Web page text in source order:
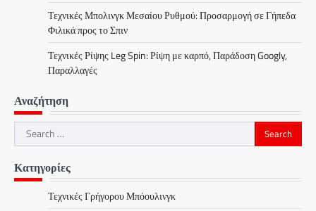
Τεχνικές Μπολινγκ Μεσαίου Ρυθμού: Προσαρμογή σε Γήπεδα
Φιλικά προς το Σπιν
Τεχνικές Ρίψης Leg Spin: Ρίψη με καρπό, Παράδοση Googly,
Παραλλαγές
Αναζήτηση
Search
for:
Κατηγορίες
Τεχνικές Γρήγορου Μπόουλινγκ